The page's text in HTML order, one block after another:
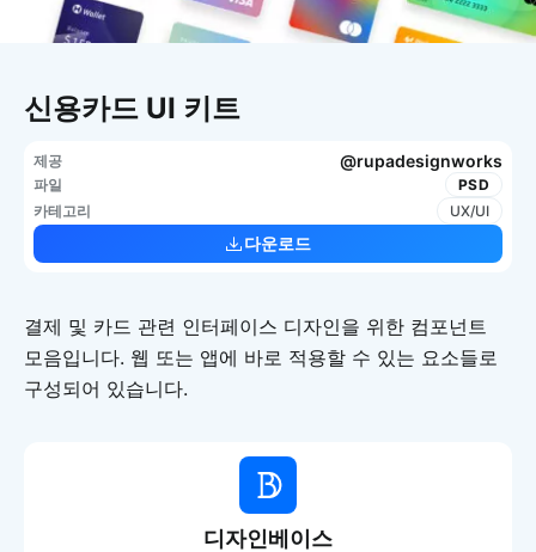
신용카드 UI 키트
제공 @rupadesignworks
파일
PSD
카테고리
UX/UI
다운로드
결제 및 카드 관련 인터페이스 디자인을 위한 컴포넌트
모음입니다. 웹 또는 앱에 바로 적용할 수 있는 요소들로
구성되어 있습니다.
디자인베이스